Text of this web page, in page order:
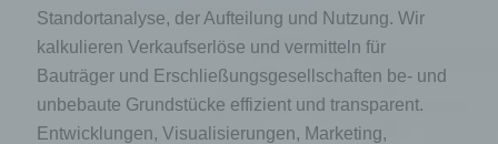
Standortanalyse, der Aufteilung und Nutzung. Wir
kalkulieren Verkaufserlöse und vermitteln für
Bauträger und Erschließungsgesellschaften be- und
unbebaute Grundstücke effizient und transparent.
Entwicklungen, Visualisierungen, Marketing,